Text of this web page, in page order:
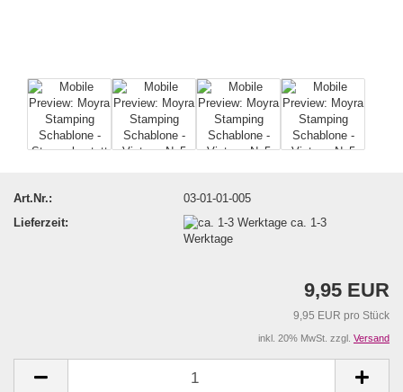
Art.Nr.:
03-01-01-005
Lieferzeit:
ca. 1-3
Werktage
9,95 EUR
9,95 EUR pro Stück
inkl. 20% MwSt. zzgl. Versand